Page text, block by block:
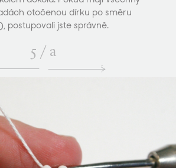
otočenou dírku po směru
postupovali jste správně.
5 / a